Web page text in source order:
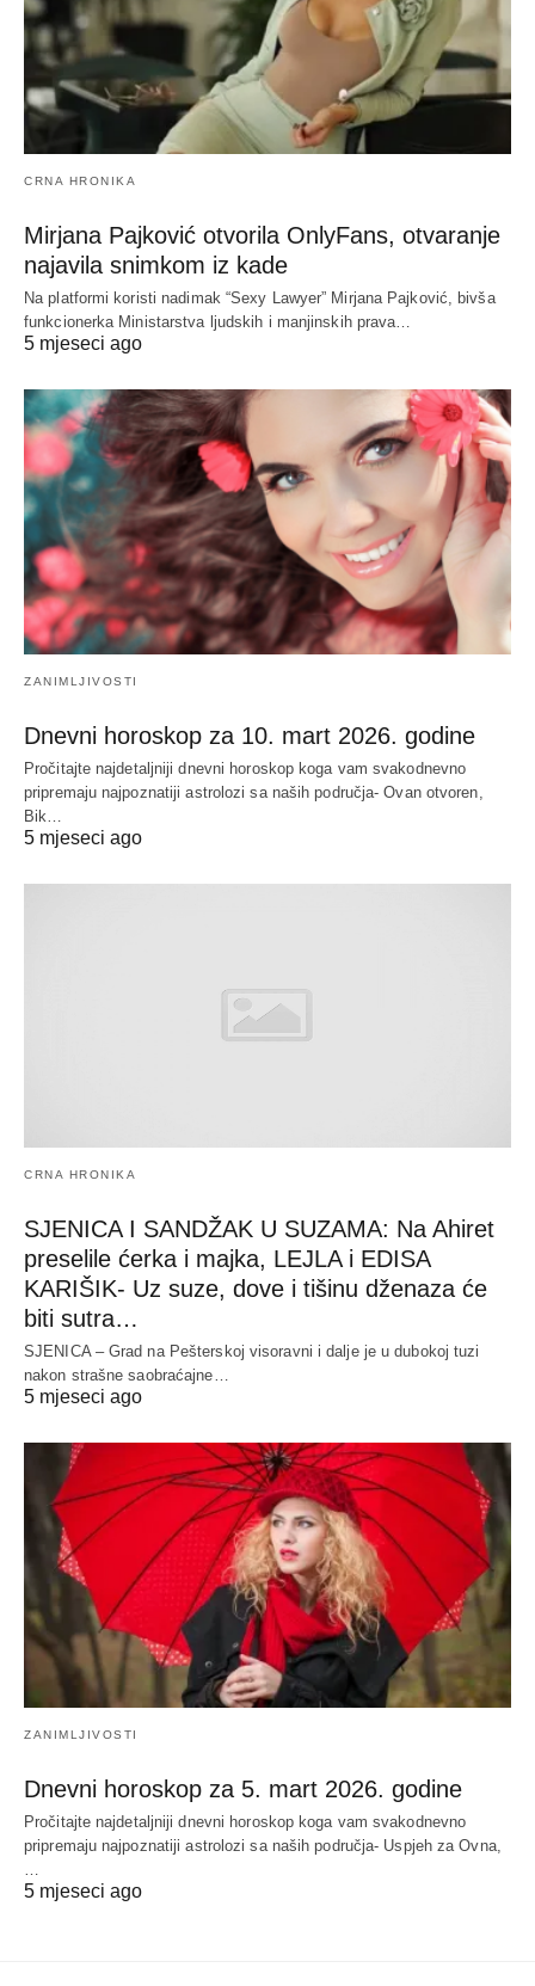
CRNA HRONIKA
Mirjana Pajković otvorila OnlyFans, otvaranje
najavila snimkom iz kade
Na platformi koristi nadimak “Sexy Lawyer” Mirjana Pajković, bivša
funkcionerka Ministarstva ljudskih i manjinskih prava…
5 mjeseci ago
ZANIMLJIVOSTI
Dnevni horoskop za 10. mart 2026. godine
Pročitajte najdetaljniji dnevni horoskop koga vam svakodnevno
pripremaju najpoznatiji astrolozi sa naših područja- Ovan otvoren,
Bik…
5 mjeseci ago
CRNA HRONIKA
SJENICA I SANDŽAK U SUZAMA: Na Ahiret
preselile ćerka i majka, LEJLA i EDISA
KARIŠIK- Uz suze, dove i tišinu dženaza će
biti sutra…
SJENICA – Grad na Pešterskoj visoravni i dalje je u dubokoj tuzi
nakon strašne saobraćajne…
5 mjeseci ago
ZANIMLJIVOSTI
Dnevni horoskop za 5. mart 2026. godine
Pročitajte najdetaljniji dnevni horoskop koga vam svakodnevno
pripremaju najpoznatiji astrolozi sa naših područja- Uspjeh za Ovna,
5 mjeseci ago